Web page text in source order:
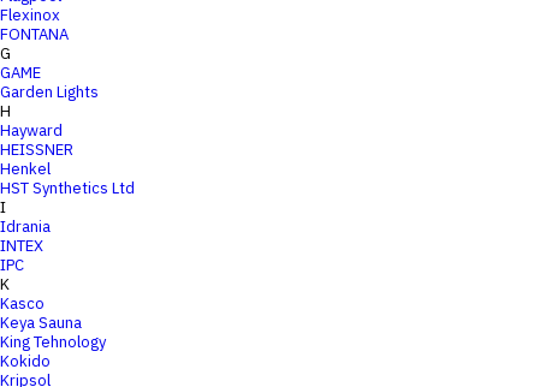
Flexinox
FONTANA
G
GAME
Garden Lights
H
Hayward
HEISSNER
Henkel
HST Synthetics Ltd
I
Idrania
INTEX
IPC
K
Kasco
Keya Sauna
King Tehnology
Kokido
Kripsol